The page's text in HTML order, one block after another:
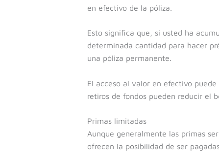
en efectivo de la póliza.
Esto significa que, si usted ha
determinada cantidad para hacer
una póliza permanente.
El acceso al valor en efectivo
retiros de fondos pueden reducir el
Primas limitadas
Aunque generalmente las primas
ofrecen la posibilidad de ser